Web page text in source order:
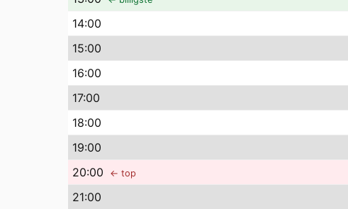
14:00
15:00
16:00
17:00
18:00
19:00
20:00 ← top
21:00